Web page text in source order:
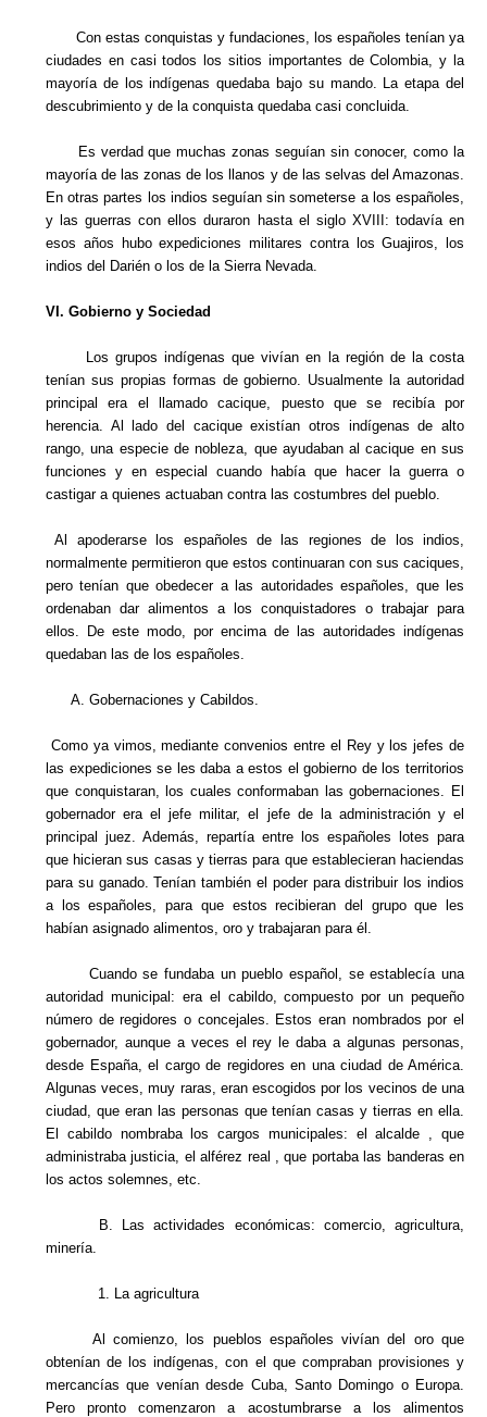
Con estas conquistas y fundaciones, los españoles tenían ya
ciudades en casi todos los sitios importantes de Colombia, y la
mayoría de los indígenas quedaba bajo su mando. La etapa del
descubrimiento y de la conquista quedaba casi concluida.
Es verdad que muchas zonas seguían sin conocer, como la
mayoría de las zonas de los llanos y de las selvas del Amazonas.
En otras partes los indios seguían sin someterse a los españoles,
y las guerras con ellos duraron hasta el siglo XVIII: todavía en
esos años hubo expediciones militares contra los Guajiros, los
indios del Darién o los de la Sierra Nevada.
VI. Gobierno y Sociedad
Los grupos indígenas que vivían en la región de la costa
tenían sus propias formas de gobierno. Usualmente la autoridad
principal era el llamado cacique, puesto que se recibía por
herencia. Al lado del cacique existían otros indígenas de alto
rango, una especie de nobleza, que ayudaban al cacique en sus
funciones y en especial cuando había que hacer la guerra o
castigar a quienes actuaban contra las costumbres del pueblo.
Al apoderarse los españoles de las regiones de los indios,
normalmente permitieron que estos continuaran con sus caciques,
pero tenían que obedecer a las autoridades españoles, que les
ordenaban dar alimentos a los conquistadores o trabajar para
ellos. De este modo, por encima de las autoridades indígenas
quedaban las de los españoles.
A. Gobernaciones y Cabildos.
Como ya vimos, mediante convenios entre el Rey y los jefes de
las expediciones se les daba a estos el gobierno de los territorios
que conquistaran, los cuales conformaban las gobernaciones. El
gobernador era el jefe militar, el jefe de la administración y el
principal juez. Además, repartía entre los españoles lotes para
que hicieran sus casas y tierras para que establecieran haciendas
para su ganado. Tenían también el poder para distribuir los indios
a los españoles, para que estos recibieran del grupo que les
habían asignado alimentos, oro y trabajaran para él.
Cuando se fundaba un pueblo español, se establecía una
autoridad municipal: era el cabildo, compuesto por un pequeño
número de regidores o concejales. Estos eran nombrados por el
gobernador, aunque a veces el rey le daba a algunas personas,
desde España, el cargo de regidores en una ciudad de América.
Algunas veces, muy raras, eran escogidos por los vecinos de una
ciudad, que eran las personas que tenían casas y tierras en ella.
El cabildo nombraba los cargos municipales: el alcalde , que
administraba justicia, el alférez real , que portaba las banderas en
los actos solemnes, etc.
B. Las actividades económicas: comercio, agricultura,
minería.
1. La agricultura
Al comienzo, los pueblos españoles vivían del oro que
obtenían de los indígenas, con el que compraban provisiones y
mercancías que venían desde Cuba, Santo Domingo o Europa.
Pero pronto comenzaron a acostumbrarse a los alimentos